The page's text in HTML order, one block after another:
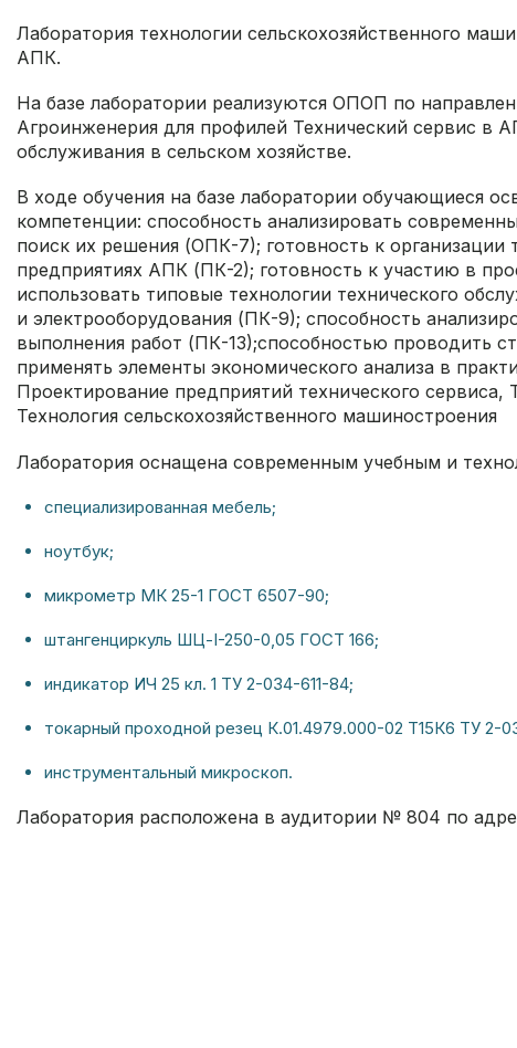
Лаборатория технологии сельскохозяйственного
АПК.
На базе лаборатории реализуются ОПОП по
Агроинженерия для профилей Технический сервис в
обслуживания в сельском хозяйстве.
В ходе обучения на базе лаборатории обучающиеся
компетенции: способность анализировать
поиск их решения (ОПК-7); готовность к организации
предприятиях АПК (ПК-2); готовность к участию в
использовать типовые технологии технического
и электрооборудования (ПК-9); способность
выполнения работ (ПК-13);способностью проводить
применять элементы экономического анализа в
Проектирование предприятий технического
Технология сельскохозяйственного машиностроения
Лаборатория оснащена современным учебным и
специализированная мебель;
ноутбук;
микрометр МК 25-1 ГОСТ 6507-90;
штангенциркуль ШЦ-I-250-0,05 ГОСТ 166;
индикатор ИЧ 25 кл. 1 ТУ 2-034-611-84;
токарный проходной резец К.01.4979.000-02 Т15К6 ТУ 2-
инструментальный микроскоп.
Лаборатория расположена в аудитории № 804 по